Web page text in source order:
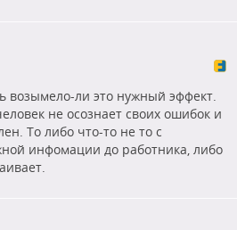
возымело-ли это нужный эффект.
не осознает своих ошибок и
То либо что-то не то с
инфомации до работника, либо